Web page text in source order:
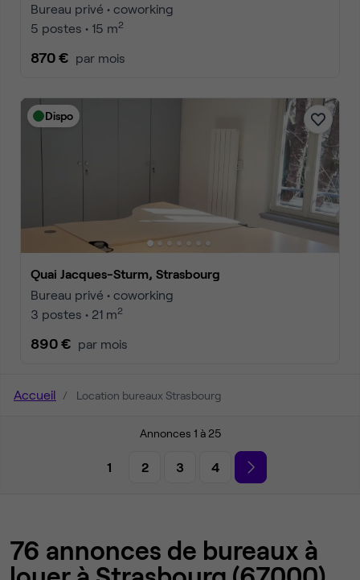
Bureau privé • coworking
5 postes • 15 m2
870 € par mois
Dispo
Quai Jacques-Sturm, Strasbourg
Bureau privé • coworking
3 postes • 21 m2
890 € par mois
Accueil Location bureaux Strasbourg
Annonces 1 à 25
1 2 3 4
76 annonces de bureaux à